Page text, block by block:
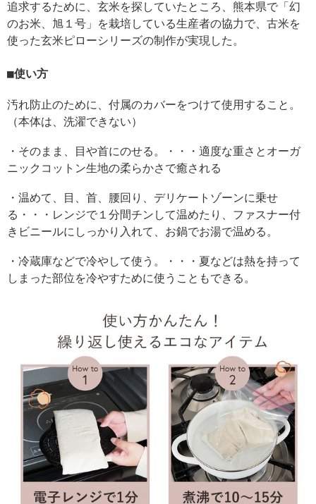
追求するために、玄米を探していたところ、熊本県で「幻
のお米、旭１号」を栽培している生産者の協力で、古米を
使った玄米ピローシリーズの制作が実現した。
使い方
汚れ防止のために、付属のカバーをつけて使用すること。
（本体は、洗濯できない）
・そのまま、目や首にのせる。・・・適度な重さとオーガ
ニックコットン生地の柔らかさで癒される
・温めて、目、首、腰回り、デリケートゾーンに乗せ
る・・・レンジで１分間チンして温めたり、ファスナー付
きビニールにしっかり入れて、お鍋でお湯で温める。
・冷蔵庫などで冷やして使う。・・・夏などは熱を持って
しまった部位を冷やすために使うこともできる。